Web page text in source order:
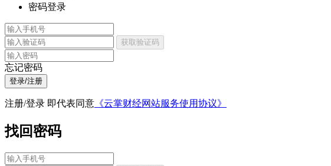
密码登录
获取验证码
忘记密码
登录/注册
注册/登录 即代表同意 《云掌财经网站服务使用协议》
找回密码